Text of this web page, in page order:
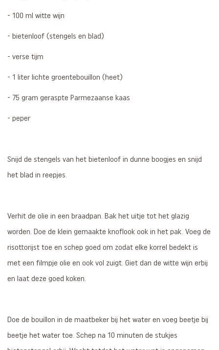
- 100 ml witte wijn
- bietenloof (stengels en blad)
- verse tijm
- 1 liter lichte groentebouillon (heet)
- 75 gram geraspte Parmezaanse kaas
- peper
Snijd de stengels van het bietenloof in dunne boogjes en snijd
het blad in reepjes.
Verhit de olie in een braadpan. Bak het uitje tot het glazig
worden. Doe de klein gemaakte knoflook ook in het pak. Voeg de
risottorijst toe en schep goed om zodat elke korrel bedekt is
met een filmpje olie en ook vol zuigt. Giet dan de witte wijn erbij
en laat deze goed koken.
Doe de bouillon in de maatbeker bij het water en voeg beetje bij
beetje het water toe. Schep na 10 minuten de stukjes